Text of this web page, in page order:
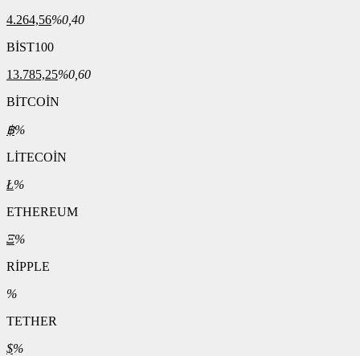
4.264,56%0,40
BİST100
13.785,25%0,60
BİTCOİN
฿%
LİTECOİN
Ł%
ETHEREUM
Ξ%
RİPPLE
%
TETHER
$%